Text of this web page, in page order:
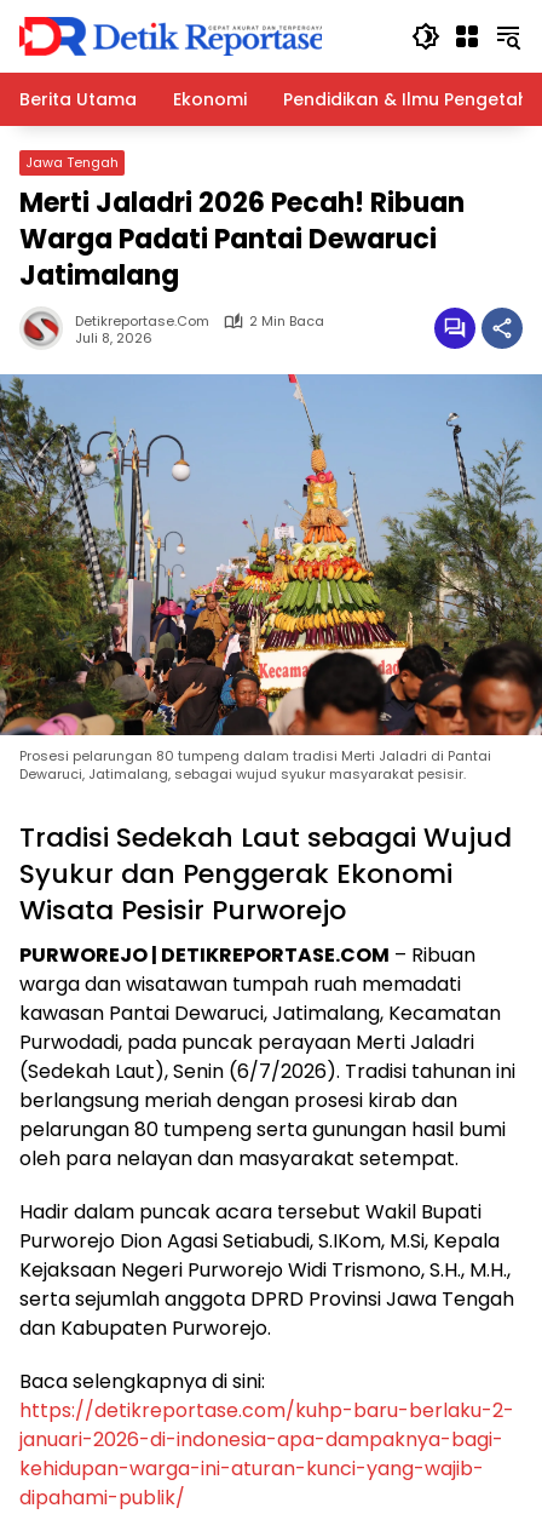
Langsung
konten
Berita Utama
Ekonomi Pendidikan & Ilmu
Jawa Tengah
Merti Jaladri 2026 Pecah! Ribuan
Warga Padati Pantai Dewaruci
Jatimalang
Detikreportase.com
2 Min Baca
Juli 8, 2026
Prosesi pelarungan 80 tumpeng dalam tradisi Merti Jaladri di Pantai
Dewaruci, Jatimalang, sebagai wujud syukur masyarakat pesisir.
Tradisi Sedekah Laut sebagai Wujud
Syukur dan Penggerak Ekonomi
Wisata Pesisir Purworejo
PURWOREJO | DETIKREPORTASE.COM – Ribuan
warga dan wisatawan tumpah ruah memadati
kawasan Pantai Dewaruci, Jatimalang, Kecamatan
Purwodadi, pada puncak perayaan Merti Jaladri
(Sedekah Laut), Senin (6/7/2026). Tradisi tahunan ini
berlangsung meriah dengan prosesi kirab dan
pelarungan 80 tumpeng serta gunungan hasil bumi
oleh para nelayan dan masyarakat setempat.
​Hadir dalam puncak acara tersebut Wakil Bupati
Purworejo Dion Agasi Setiabudi, S.IKom, M.Si, Kepala
Kejaksaan Negeri Purworejo Widi Trismono, S.H., M.H.,
serta sejumlah anggota DPRD Provinsi Jawa Tengah
dan Kabupaten Purworejo.
​Baca selengkapnya di sini:
https://detikreportase.com/kuhp-baru-berlaku-2-
januari-2026-di-indonesia-apa-dampaknya-bagi-
kehidupan-warga-ini-aturan-kunci-yang-wajib-
dipahami-publik/